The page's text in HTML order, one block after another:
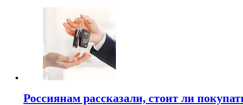
Россиянам рассказали, стоит ли